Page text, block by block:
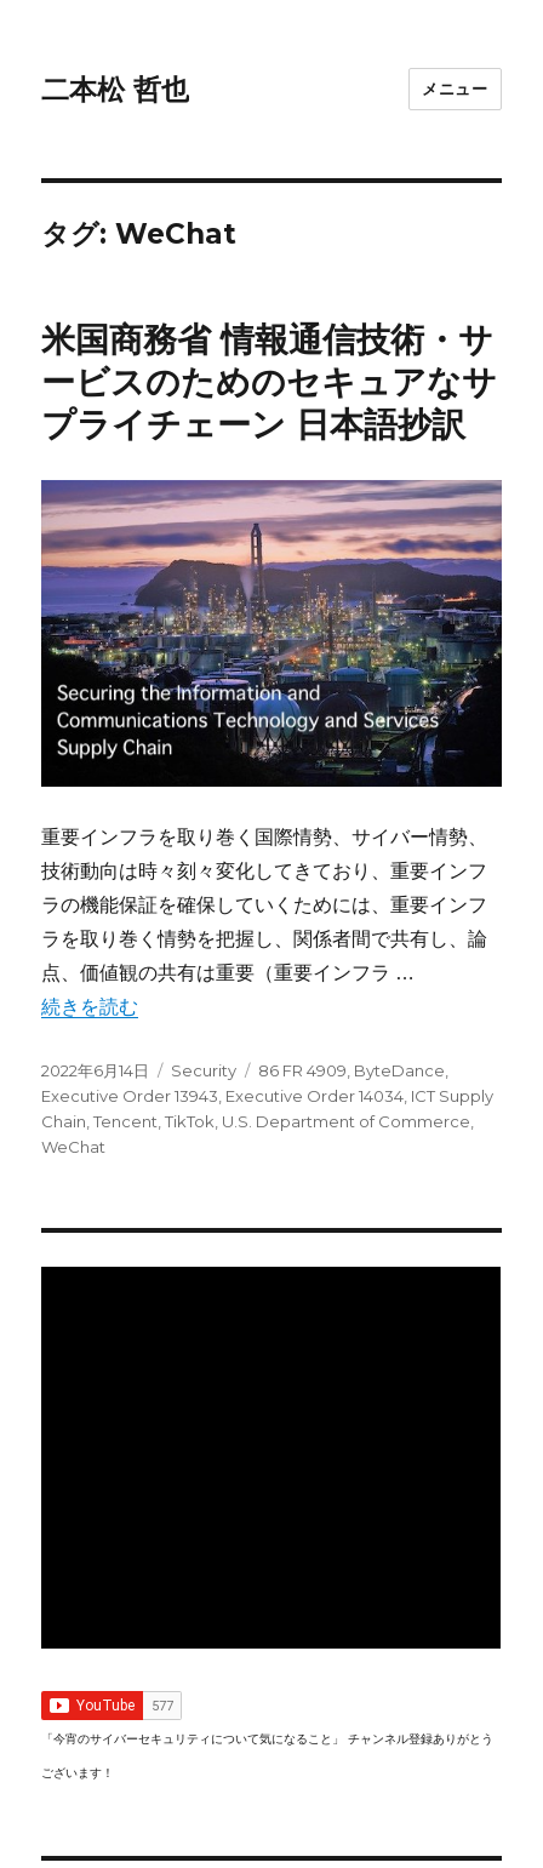
二本松 哲也 メニュー
タグ:WeChat
米国商務省 情報通信技術・サ
ービスのためのセキュアなサ
プライチェーン 日本語抄訳
重要インフラを取り巻く国際情勢、サイバー情勢、
技術動向は時々刻々変化してきており、重要インフ
ラの機能保証を確保していくためには、重要インフ
ラを取り巻く情勢を把握し、関係者間で共有し、論
点、価値観の共有は重要（重要インフラ …
“米国商務省 情報通信技術・サービスのためのセキュア
続きを読む
投
稿
日:
2022年6月14日
カ
テ
ゴ
Security
タ
グ
86 FR 4909, ByteDance,
Executive Order 13943, Executive Order 14034, ICT Supply
Chain,Tencent,TikTok, U.S. Department of Commerce,
WeChat
「今宵のサイバーセキュリティについて気になること」 チャンネル登録ありがとう
ございます！